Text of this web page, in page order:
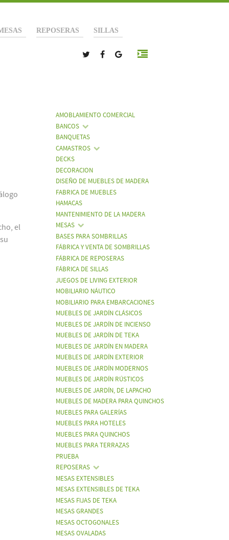
REPOSERAS SILLAS
el
AMOBLAMIENTO COMERCIAL
BANCOS
BANQUETAS
CAMASTROS
DECKS
DECORACION
DISEÑO DE MUEBLES DE MADERA
FABRICA DE MUEBLES
HAMACAS
MANTENIMIENTO DE LA MADERA
MESAS
BASES PARA SOMBRILLAS
FÁBRICA Y VENTA DE SOMBRILLAS
FÁBRICA DE REPOSERAS
FÁBRICA DE SILLAS
JUEGOS DE LIVING EXTERIOR
MOBILIARIO NÁUTICO
MOBILIARIO PARA EMBARCACIONES
MUEBLES DE JARDÍN CLÁSICOS
MUEBLES DE JARDÍN DE INCIENSO
MUEBLES DE JARDÍN DE TEKA
MUEBLES DE JARDÍN EN MADERA
MUEBLES DE JARDÍN EXTERIOR
MUEBLES DE JARDÍN MODERNOS
MUEBLES DE JARDÍN RÚSTICOS
MUEBLES DE JARDÍN, DE LAPACHO
MUEBLES DE MADERA PARA QUINCHOS
MUEBLES PARA GALERÍAS
MUEBLES PARA HOTELES
MUEBLES PARA QUINCHOS
MUEBLES PARA TERRAZAS
PRUEBA
REPOSERAS
MESAS EXTENSIBLES
MESAS EXTENSIBLES DE TEKA
MESAS FIJAS DE TEKA
MESAS GRANDES
MESAS OCTOGONALES
MESAS OVALADAS